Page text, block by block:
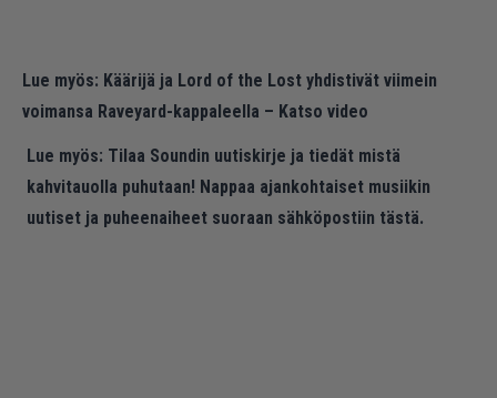
Lue myös: Käärijä ja Lord of the Lost yhdistivät viimein
voimansa Raveyard-kappaleella – Katso video
Lue myös: Tilaa Soundin uutiskirje ja tiedät mistä
kahvitauolla puhutaan! Nappaa ajankohtaiset musiikin
uutiset ja puheenaiheet suoraan sähköpostiin tästä.